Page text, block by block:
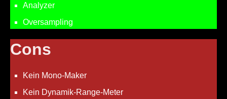
Analyzer
Oversampling
Cons
Kein Mono-Maker
Kein Dynamik-Range-Meter